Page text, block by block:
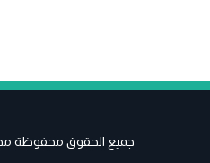
جميع الحقوق محفوظة